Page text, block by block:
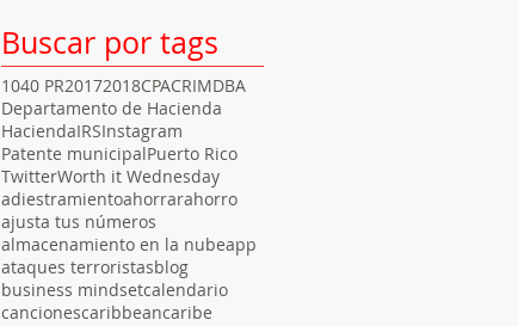
Buscar por tags
1040 PR20172018CPACRIMDBA
Departamento de Hacienda
HaciendaIRSInstagram
Patente municipalPuerto Rico
TwitterWorth it Wednesday
adiestramientoahorrarahorro
ajusta tus números
almacenamiento en la nubeapp
ataques terroristasblog
business mindsetcalendario
cancionescaribbeancaribe